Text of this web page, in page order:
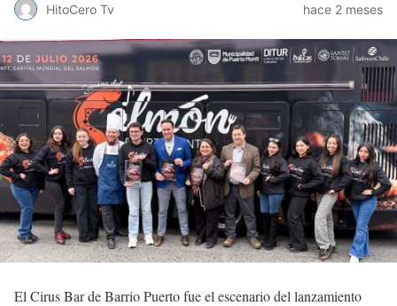
HitoCero Tv hace 2 meses
El Cirus Bar de Barrio Puerto fue el escenario del lanzamiento